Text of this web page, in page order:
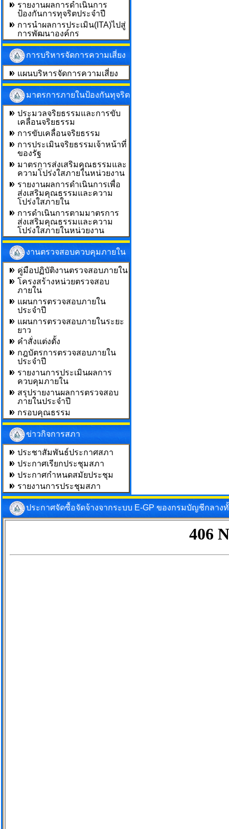
รายงานผลการดำเนินการ
ป้องกันการทุจริตประจำปี
การนำผลการประเมิน(ITA)ไปสู่
การพัฒนาองค์กร
การบริหารจัดการความเสี่ยง
แผนบริหารจัดการความเสี่ยง
มาตรการภายในป้องกันทุจริต
ประมวลจริยธรรมและการขับ
เคลื่อนจริยธรรม
การขับเคลื่อนจริยธรรม
การประเมินจริยธรรมเจ้าหน้าที่
ของรัฐ
มาตรการส่งเสริมคุณธรรมและ
ความโปร่งใสภายในหน่วยงาน
รายงานผลการดำเนินการเพื่อ
ส่งเสริมคุณธรรมและความ
โปร่งใสภายใน
การดำเนินการตามมาตรการ
ส่งเสริมคุณธรรมและความ
โปร่งใสภายในหน่วยงาน
งานตรวจสอบควบคุมภายใน
คู่มือปฏิบัติงานตรวจสอบภายใน
โครงสร้างหน่วยตรวจสอบ
ภายใน
แผนการตรวจสอบภายใน
ประจำปี
แผนการตรวจสอบภายในระยะ
ยาว
คำสั่งแต่งตั้ง
กฎบัตรการตรวจสอบภายใน
ประจำปี
รายงานการประเมินผลการ
ควบคุมภายใน
สรุปรายงานผลการตรวจสอบ
ภายในประจำปี
กรอบคุณธรรม
ข่าวกิจการสภา
ประชาสัมพันธ์ประกาศสภา
ประกาศเรียกประชุมสภา
ประกาศกำหนดสมัยประชุม
รายงานการประชุมสภา
ประกาศจัดซื้อจัดจ้างจากระบบ E-GP ของกรมบัญชีกลาง